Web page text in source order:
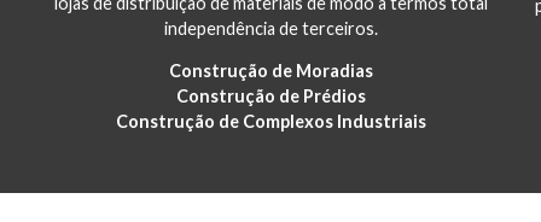
independência de terceiros.
Construção de Moradias
Construção de Prédios
Construção de Complexos Industriais